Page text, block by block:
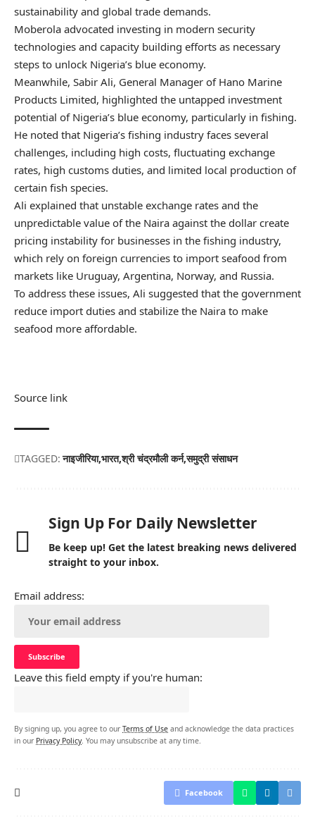
sustainability and global trade demands.
Moberola advocated investing in modern security
technologies and capacity building efforts as necessary
steps to unlock Nigeria’s blue economy.
Meanwhile, Sabir Ali, General Manager of Hano Marine
Products Limited, highlighted the untapped investment
potential of Nigeria’s blue economy, particularly in fishing.
He noted that Nigeria’s fishing industry faces several
challenges, including high costs, fluctuating exchange
rates, high customs duties, and limited local production of
certain fish species.
Ali explained that unstable exchange rates and the
unpredictable value of the Naira against the dollar create
pricing instability for businesses in the fishing industry,
which rely on foreign currencies to import seafood from
markets like Uruguay, Argentina, Norway, and Russia.
To address these issues, Ali suggested that the government
reduce import duties and stabilize the Naira to make
seafood more affordable.
Source link
TAGGED: नाइजीरिया भारत श्री चंद्रमौली कर्न समुद्री संसाधन
Sign Up For Daily Newsletter
Be keep up! Get the latest breaking news delivered
straight to your inbox.
Email address:
Leave this field empty if you're human:
By signing up, you agree to our Terms of Use and acknowledge the data practices
in our Privacy Policy. You may unsubscribe at any time.
Facebook